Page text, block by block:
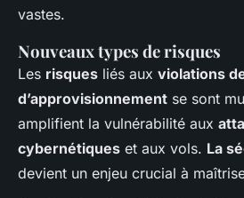
vastes.
Nouveaux types de risques
Les risques liés aux violations
d’approvisionnement se sont
amplifient la vulnérabilité aux
cybernétiques et aux vols. La
devient un enjeu crucial à